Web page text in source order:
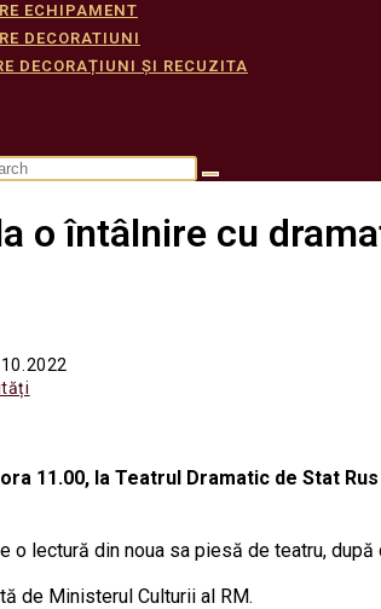
ECHIPAMENT
DECORATIUNI
DECORAȚIUNI ȘI RECUZITA
o întâlnire cu
11.00, la Teatrul Dramatic de Stat
o lectură din noua sa piesă de teatru,
de Ministerul Culturii al RM.